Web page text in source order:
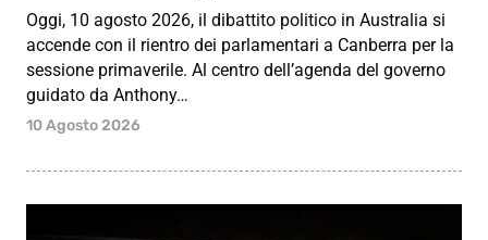
Oggi, 10 agosto 2026, il dibattito politico in Australia si
accende con il rientro dei parlamentari a Canberra per la
sessione primaverile. Al centro dell’agenda del governo
guidato da Anthony…
10 Agosto 2026